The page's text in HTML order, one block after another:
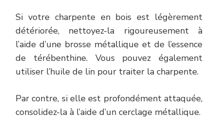
Si votre charpente en bois est légèrement
détériorée, nettoyez-la rigoureusement à
l’aide d’une brosse métallique et de l’essence
de térébenthine. Vous pouvez également
utiliser l’huile de lin pour traiter la charpente.
Par contre, si elle est profondément attaquée,
consolidez-la à l’aide d’un cerclage métallique.